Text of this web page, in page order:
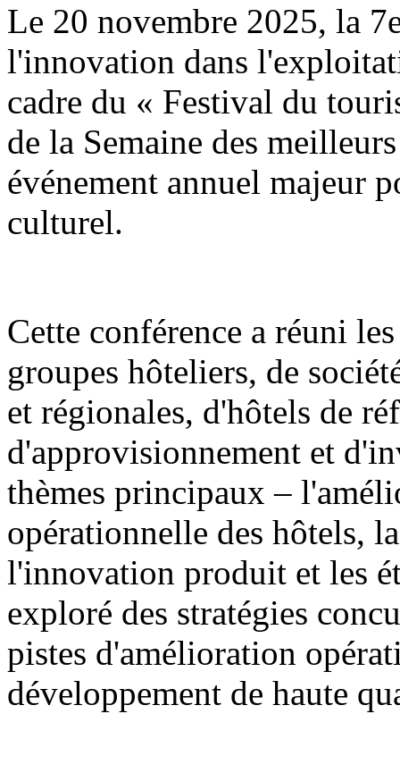
Le 20 novembre 2025, la
l'innovation dans
cadre du « Festival du
de la Semaine des
événement annuel majeur
culturel.
Cette conférence a réuni
groupes hôteliers, de
et régionales, d'hôtels de
d'approvisionnement et
thèmes principaux –
opérationnelle des hôtels,
l'innovation produit et les
exploré des stratégies
pistes d'amélioration
développement de haute